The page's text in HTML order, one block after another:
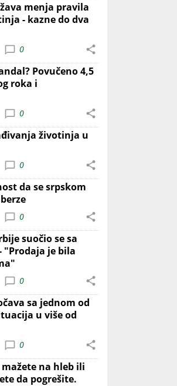
menja pravila
- kazne do dva
0
Povučeno 4,5
roka i
0
životinja u
0
da se srpskom
0
suočio se sa
je bila
0
sa jednom od
u više od
0
na hleb ili
da pogrešite.